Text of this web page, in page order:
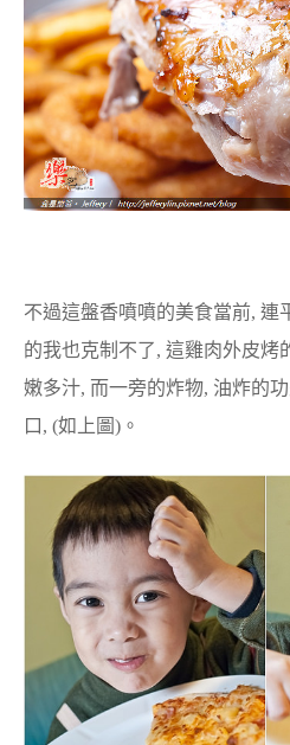
不過這盤香噴噴的美食當前, 連
的我也克制不了, 這雞肉外皮烤
嫩多汁, 而一旁的炸物, 油炸的
口, (如上圖)。